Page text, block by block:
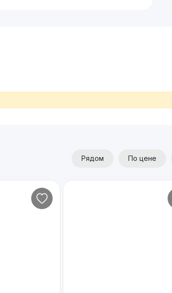
Рядом По цене